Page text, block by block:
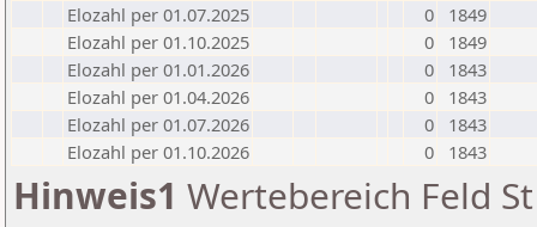
Elozahl per 01.07.2025
0
1849
Elozahl per 01.10.2025
0
1849
Elozahl per 01.01.2026
0
1843
Elozahl per 01.04.2026
0
1843
Elozahl per 01.07.2026
0
1843
Elozahl per 01.10.2026
0 1843
Hinweis1 Wertebereich Feld